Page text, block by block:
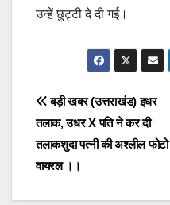
उन्हें छुट्टी दे दी गई।
Post
navigation
बड़ी खबर (उत्तराखंड) इधर
तलाक, उधर X पति ने कर दी
तलाकशुदा पत्नी की अश्लील फोटो
वायरल ।।